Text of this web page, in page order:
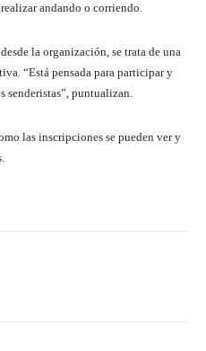
andando o corriendo.
la organización, se trata de una
“Está pensada para participar y
senderistas”, puntualizan.
las inscripciones se pueden ver y